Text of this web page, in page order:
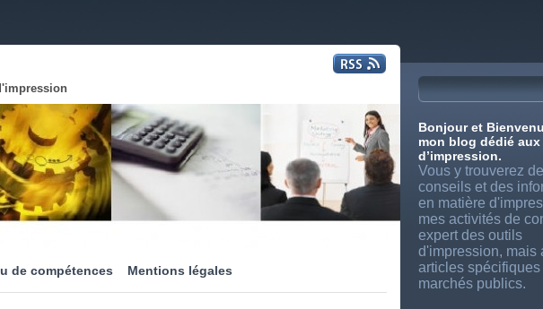
de compétences Mentions légales
Bonjour et
mon blog dédié
d’impression.
Vous y trouverez
conseils et des
en matière
mes activités de
expert des outils
d'impression, mais
articles
marchés publics.